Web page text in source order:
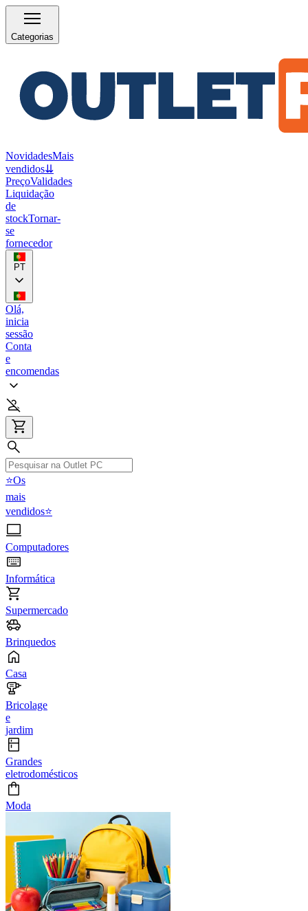
Categorias
NovidadesMais
vendidos⇊
PreçoValidades
Liquidação
de
stockTornar-
se
fornecedor
PT
Olá,
inicia
sessão
Conta
e
encomendas
⭐Os
mais
vendidos⭐
Computadores
Informática
Supermercado
Brinquedos
Casa
Bricolage
e
jardim
Grandes
eletrodomésticos
Moda